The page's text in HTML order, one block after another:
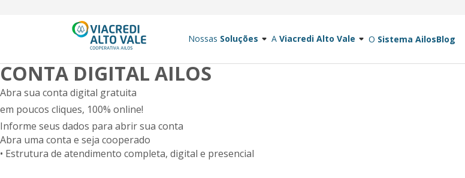
Nossas Soluções A Viacredi Alto Vale O Sistema AilosBlog
CONTA DIGITAL AILOS
Abra sua conta digital gratuita
em poucos cliques, 100% online!
Informe seus dados para abrir sua conta
Abra uma conta e seja cooperado
• Estrutura de atendimento completa, digital e presencial